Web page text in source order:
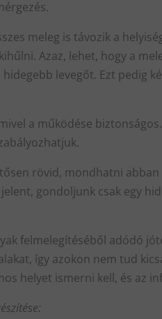
meleg is távozik a
Azaz, lehet, hogy a
levegőt. Ezt pedig
a működése
rövid, mondhatni
gondoljunk csak egy
felmelegítéséből adódó
így azokon nem tud
helyet ismerni kell, és az